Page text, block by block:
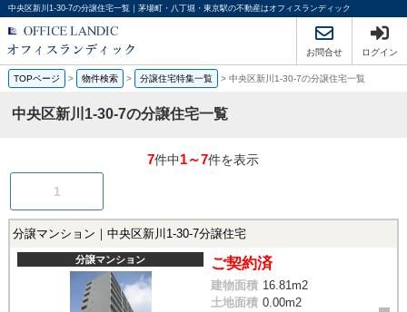
中央区新川1-30-7の分譲住宅一覧｜茅場町・八丁堀・東京駅の不動産はオフィスランディック
お問合せ ログイン
TOPページ > 物件検索 > 分譲住宅特集一覧 > 中央区新川1-30-7の分譲住宅一覧
中央区新川1-30-7の分譲住宅一覧
7件中1～7件を表示
1
分譲マンション｜中央区新川1-30-7分譲住宅
分譲マンション ご契約済
建物面積 16.81m2
土地面積 0.00m2